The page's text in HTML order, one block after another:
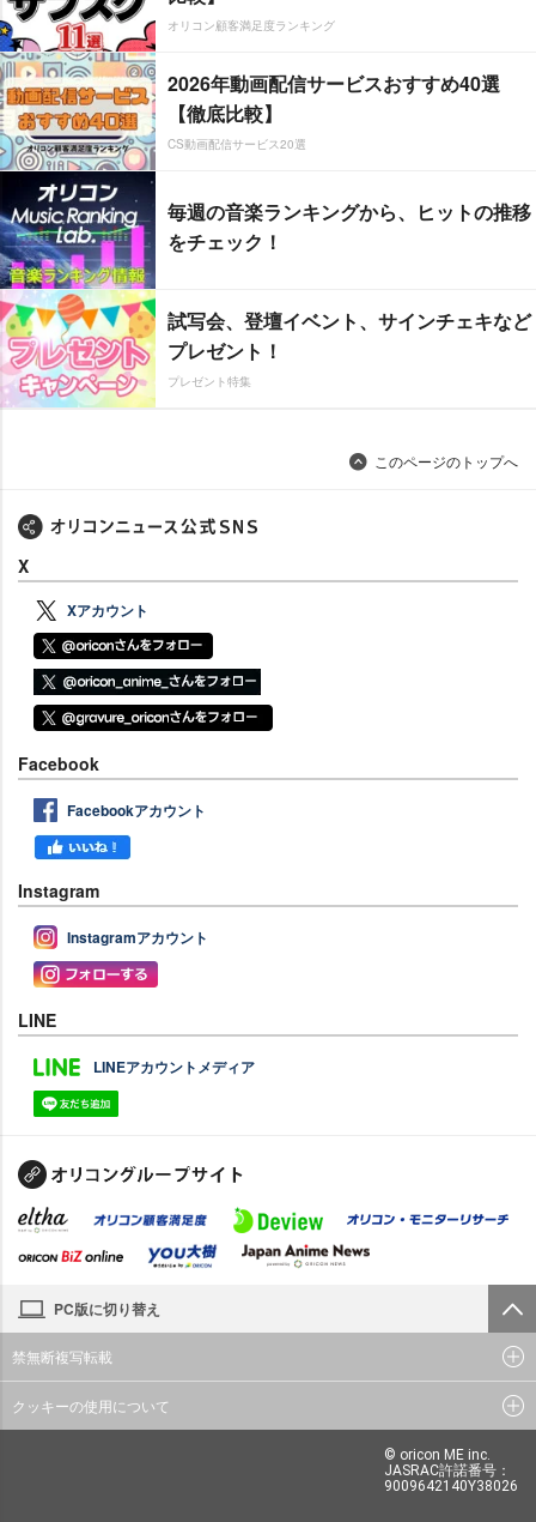
オリコン顧客満足度ランキング
2026年動画配信サービスおすすめ40選
【徹底比較】
CS動画配信サービス20選
毎週の音楽ランキングから、ヒットの推移
をチェック！
試写会、登壇イベント、サインチェキなど
プレゼント！
プレゼント特集
このページのトップへ
X
Xアカウント
Facebook
Facebookアカウント
Instagram
Instagramアカウント
LINE
LINEアカウントメディア
PC版に切り替え
禁無断複写転載
クッキーの使用について
© oricon ME inc.
JASRAC許諾番号：
9009642140Y38026